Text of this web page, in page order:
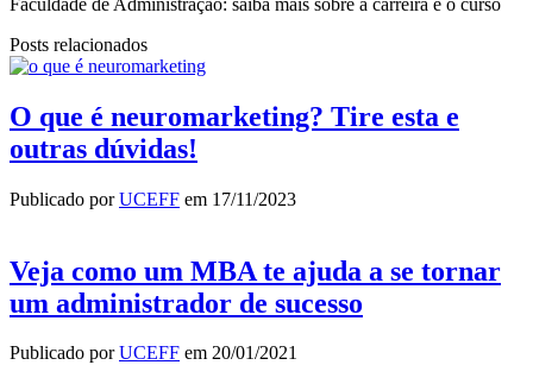
Posts relacionados
O que é neuromarketing? Tire esta e
outras dúvidas!
Publicado porUCEFF em 17/11/2023
Veja como um MBA te ajuda a se tornar
um administrador de sucesso
Publicado porUCEFF em 20/01/2021